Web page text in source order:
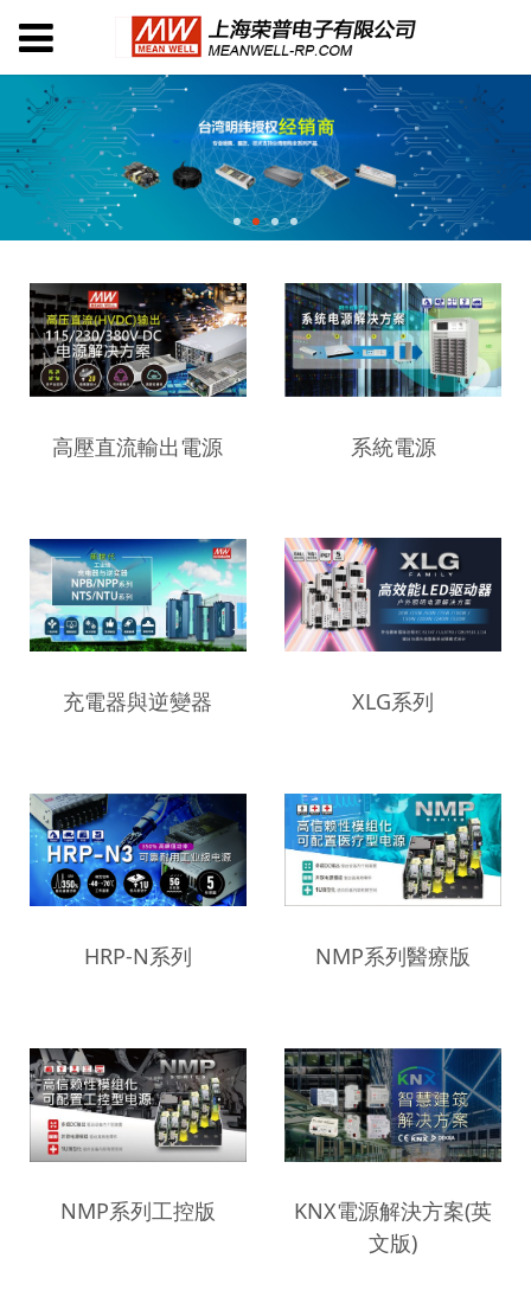
高壓直流輸出電源 系統電源
充電器與逆變器 XLG系列
HRP-N系列 NMP系列醫療版
NMP系列工控版
KNX電源解決方案(英
文版)